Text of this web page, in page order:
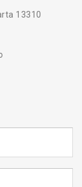
13310